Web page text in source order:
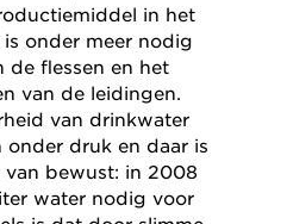
in het
onder meer nodig
de flessen en het
van de leidingen.
van drinkwater
onder druk en daar is
van bewust: in 2008
water nodig voor